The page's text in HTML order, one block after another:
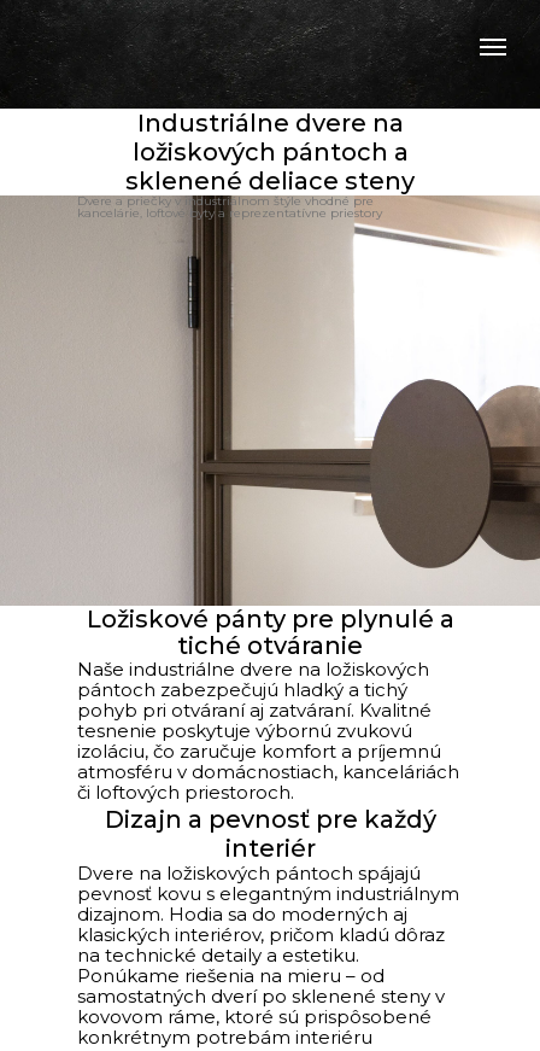
Industriálne dvere na
ložiskových pántoch a
sklenené deliace steny
Dvere na ložiskových pántoch spájajú
pevnosť kovu s elegantným industriálnym
dizajnom. Hodia sa do moderných aj
klasických interiérov, pričom kladú dôraz
na technické detaily a estetiku.
Ponúkame riešenia na mieru – od
samostatných dverí po sklenené steny v
kovovom ráme, ktoré sú prispôsobené
konkrétnym potrebám interiéru
Dizajn a pevnosť pre každý
interiér
Naše industriálne dvere na ložiskových
pántoch zabezpečujú hladký a tichý
pohyb pri otváraní aj zatváraní. Kvalitné
tesnenie poskytuje výbornú zvukovú
izoláciu, čo zaručuje komfort a príjemnú
atmosféru v domácnostiach, kanceláriách
či loftových priestoroch.
Ložiskové pánty pre plynulé a
tiché otváranie
Dvere a priečky v industriálnom štýle vhodné pre
kancelárie, loftové byty a reprezentatívne priestory